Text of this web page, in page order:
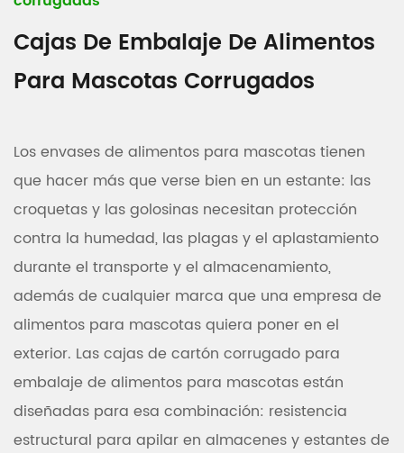
Cajas De Embalaje De Alimentos
Para Mascotas Corrugados
Los envases de alimentos para mascotas tienen
que hacer más que verse bien en un estante: las
croquetas y las golosinas necesitan protección
contra la humedad, las plagas y el aplastamiento
durante el transporte y el almacenamiento,
además de cualquier marca que una empresa de
alimentos para mascotas quiera poner en el
exterior. Las cajas de cartón corrugado para
embalaje de alimentos para mascotas están
diseñadas para esa combinación: resistencia
estructural para apilar en almacenes y estantes de